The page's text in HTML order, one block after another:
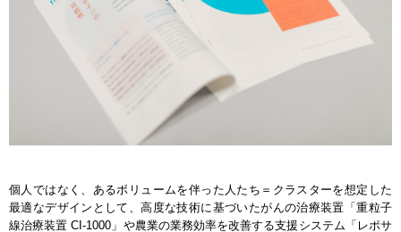
個人ではなく、あるボリュームを伴った人たち＝クラスターを想定した
最適なデザインとして、高度な技術に基づいたがんの治療装置「重粒子
線治療装置 CI-1000」や農業の業務効率を改善する支援システム「レポサ